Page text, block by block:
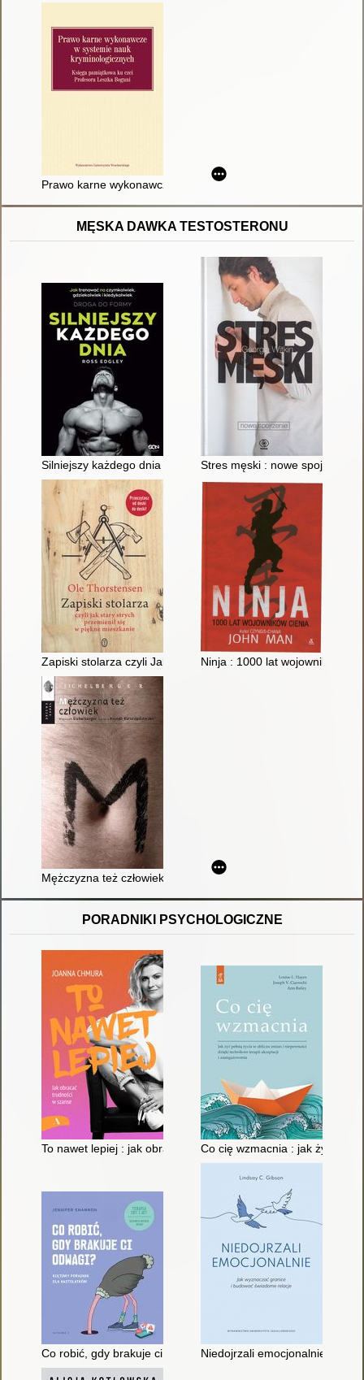
Prawo karne wykonawcze w systemie nauk
MĘSKA DAWKA TESTOSTERONU
Silniejszy każdego dnia : jak trenować na czymkolwiek,
Stres męski : nowe spojrzenie
Zapiski stolarza czyli Jak stary strych przemienił się w piękne
Ninja : 1000 lat wojowników
Mężczyzna też człowiek
PORADNIKI PSYCHOLOGICZNE
To nawet lepiej : jak obracać trudności w szanse
Co cię wzmacnia : jak żyć
Co robić, gdy brakuje ci odwagi? : kultowy poradnik dla
Niedojrzali emocjonalnie : jak